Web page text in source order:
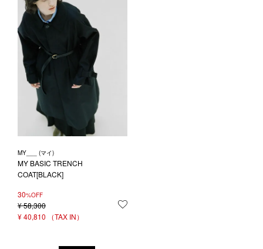
MY___ (マイ)
MY BASIC TRENCH
COAT[BLACK]
30%OFF
¥58,300
¥40,810